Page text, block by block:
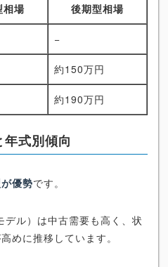
相場 後期型相場
−
約150万円
約190万円
式別傾向
優勢です。
ル）は中古需要も高く、状
めに推移しています。